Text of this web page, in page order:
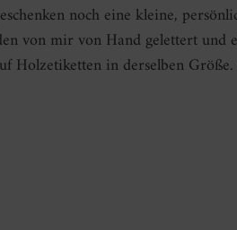
noch eine kleine,
von mir von Hand gelettert und
Holzetiketten in derselben